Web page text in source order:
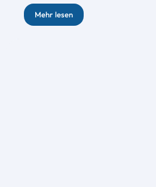
Mehr lesen